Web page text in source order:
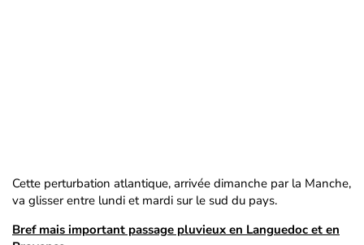
Cette perturbation atlantique, arrivée dimanche par la Manche,
va glisser entre lundi et mardi sur le sud du pays.
Bref mais important passage pluvieux en Languedoc et en